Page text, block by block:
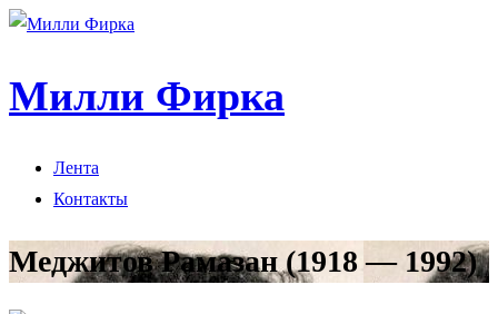
Милли Фирка
Лента
Контакты
Меджитов Рамазан (1918 — 1992)